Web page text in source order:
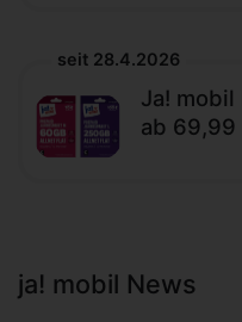
seit 28.4.2026
Ja!
ab 69,99
ja! mobil News